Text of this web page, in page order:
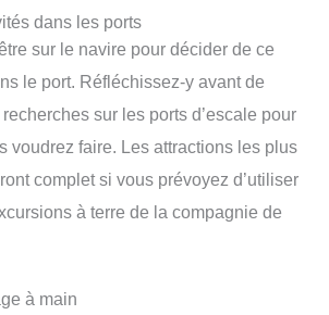
dans les ports
sur le navire pour décider de ce
le port. Réfléchissez-y avant de
sur les ports d’escale pour
voudrez faire. Les attractions les plus
complet si vous prévoyez d’utiliser
à terre de la compagnie de
à main